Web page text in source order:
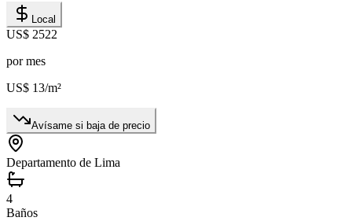
Local
US$ 2522
por mes
US$ 13/m²
Avísame si baja de precio
Departamento de Lima
4
Baños